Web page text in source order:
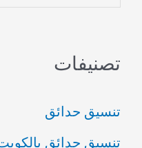
تصنيفات
تنسيق حدائق
تنسيق حدائق